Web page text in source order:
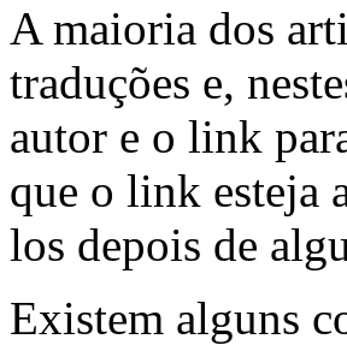
A maioria dos
traduções e,
autor e o link
que o link esteja
los depois de
Existem alguns